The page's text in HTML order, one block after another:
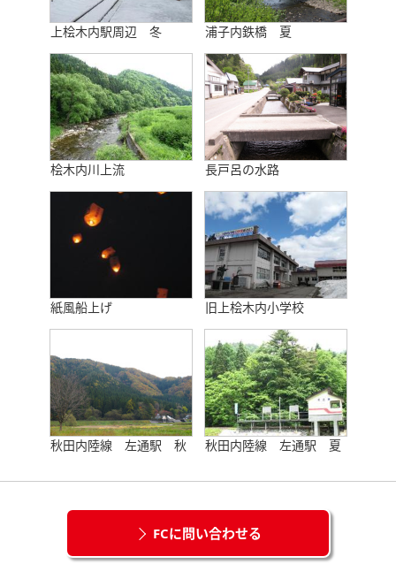
上桧木内駅周辺 冬 浦子内鉄橋 夏
桧木内川上流 長戸呂の水路
紙風船上げ 旧上桧木内小学校
秋田内陸線 左通駅 秋 秋田内陸線 左通駅 夏
FCに問い合わせる